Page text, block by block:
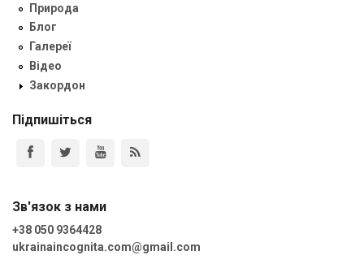
Природа
Блог
Галереї
Відео
Закордон
Підпишіться
Зв'язок з нами
+38 050 9364428
ukrainaincognita.com@gmail.com